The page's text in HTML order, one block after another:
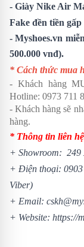
- Giày Nike Air
Fake đền tiền
- Myshoes.vn
500.000 vnđ).
* Cách thức mua
- Khách hàng
Hotline: 0973 711
- Khách hàng sẽ
hàng.
* Thông tin liên
+ Showroom:
+ Điện thoại:
Viber)
+ Email:
+ Website: https://